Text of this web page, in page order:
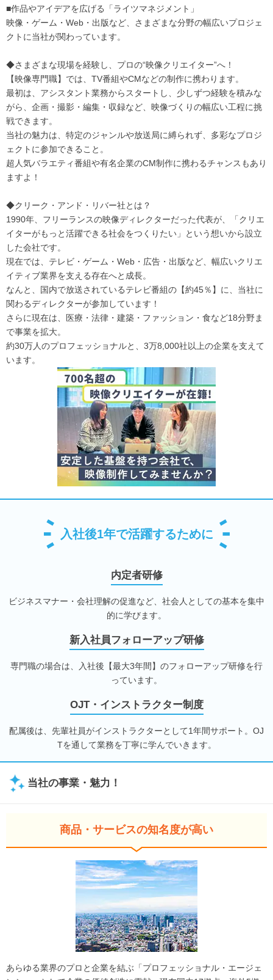
■作品やアイデアを広げる「ライツマネジメント」
映像・ゲーム・Web・出版など、さまざまな分野の幅広いプロジェ
クトに当社が関わっています。
◆さまざまな現場を経験し、プロの“映像クリエイター”へ！
【映像専門職】では、TV番組やCMなどの制作に携わります。
最初は、アシスタント業務からスタートし、少しずつ経験を積みな
がら、企画・撮影・編集・収録など、映像づくりの幅広い工程に挑
戦できます。
当社の魅力は、特定のジャンルや放送局に縛られず、多彩なプロジ
ェクトに参加できること。
超人気バラエティ番組や有名企業のCM制作に携わるチャンスもあり
ますよ！
◆クリーク・アンド・リバー社とは？
1990年、フリーランスの映像ディレクターだった代表が、「クリエ
イターがもっと活躍できる社会をつくりたい」という想いから設立
した会社です。
現在では、テレビ・ゲーム・Web・広告・出版など、幅広いクリエ
イティブ業界を支える存在へと成長。
なんと、国内で放送されているテレビ番組の【約45％】に、当社に
関わるディレクターが参加しています！
さらに現在は、医療・法律・建築・ファッション・食など18分野ま
で事業を拡大。
約30万人のプロフェッショナルと、3万8,000社以上の企業を支えて
います。
入社後1年で活躍するために
内定者研修
ビジネスマナー・会社理解の促進など、社会人としての基本を集中
的に学びます。
新入社員フォローアップ研修
専門職の場合は、入社後【最大3年間】のフォローアップ研修を行
っています。
OJT・インストラクター制度
配属後は、先輩社員がインストラクターとして1年間サポート。OJ
Tを通して業務を丁寧に学んでいきます。
当社の事業・魅力！
商品・サービスの知名度が高い
あらゆる業界のプロと企業を結ぶ「プロフェッショナル・エージェ